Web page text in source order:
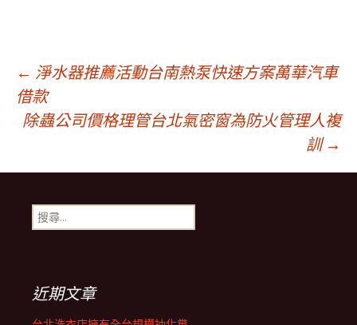
文
章
導
航
列
← 淨水器推薦活動台南熱泵快速方案萬華汽車
借款
除蟲公司價格理管台北氣密窗為防火管理人複
訓 →
搜
尋
近期文章